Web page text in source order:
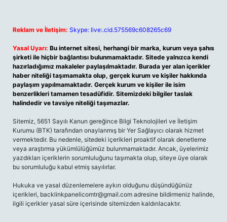
Reklam ve İletişim: Skype: live:.cid.575569c608265c69
Yasal Uyarı: Bu internet sitesi, herhangi bir marka, kurum veya şahıs
şirketi ile hiçbir bağlantısı bulunmamaktadır. Sitede yalnızca kendi
hazırladığımız makaleler paylaşılmaktadır. Burada yer alan içerikler
haber niteliği taşımamakta olup, gerçek kurum ve kişiler hakkında
paylaşım yapılmamaktadır. Gerçek kurum ve kişiler ile isim
benzerlikleri tamamen tesadüfidir. Sitemizdeki bilgiler taslak
halindedir ve tavsiye niteliği taşımazlar.
Sitemiz, 5651 Sayılı Kanun gereğince Bilgi Teknolojileri ve İletişim
Kurumu (BTK) tarafından onaylanmış bir Yer Sağlayıcı olarak hizmet
vermektedir. Bu nedenle, sitedeki içerikleri proaktif olarak denetleme
veya araştırma yükümlülüğümüz bulunmamaktadır. Ancak, üyelerimiz
yazdıkları içeriklerin sorumluluğunu taşımakta olup, siteye üye olarak
bu sorumluluğu kabul etmiş sayılırlar.
Hukuka ve yasal düzenlemelere aykırı olduğunu düşündüğünüz
içerikleri, backlinkpanelicomtr@gmail.com adresine bildirmeniz halinde,
ilgili içerikler yasal süre içerisinde sitemizden kaldırılacaktır.